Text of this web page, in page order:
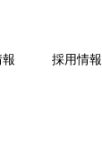
採用情報